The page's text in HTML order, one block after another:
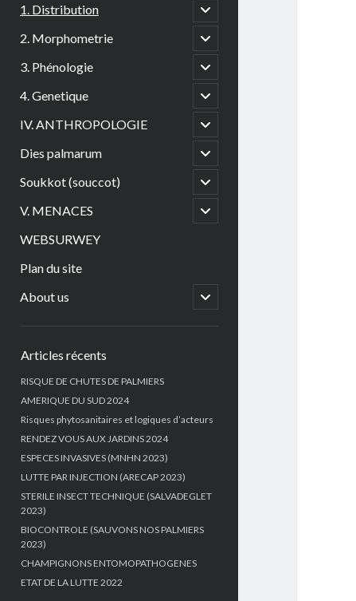
1. Distribution
open
child
menu
2. Morphometrie
open
child
menu
3. Phénologie
open
child
menu
4. Genetique
open
child
menu
IV. ANTHROPOLOGIE
open
child
menu
Dies palmarum
open
child
menu
Soukkot (souccot)
open
child
menu
V. MENACES
open
child
WEBSURWEY
Plan du site
About us
open
child
Articles récents
RISQUE DE CHUTES DE PALMIERS
AMERIQUE DU SUD 2024
Risques phytosanitaires et logiques d’acteurs
RENDEZ VOUS AUX JARDINS 2024
ESPECES INVASIVES (MNHN 2023)
LUTTE PAR INJECTION (ARECAP 2023)
STERILE INSECT TECHNIQUE (SALVADEGLET
2023)
BIOCONTROLE (SAUVONS NOS PALMIERS
2023)
CHAMPIGNONS ENTOMOPATHOGENES
ETAT DE LA LUTTE 2022